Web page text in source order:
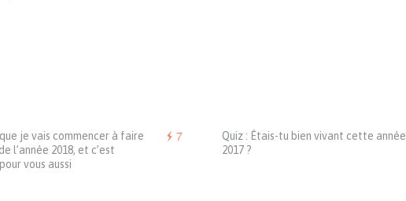
7
je vais commencer à faire
l’année 2018, et c’est
vous aussi
Quiz : Étais-tu bien vivant cette année
2017 ?